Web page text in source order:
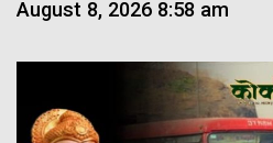
August 8, 2026 8:58 am